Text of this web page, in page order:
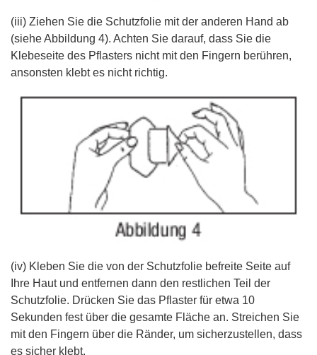
(iii) Ziehen Sie die Schutzfolie mit der anderen Hand ab
(siehe Abbildung 4). Achten Sie darauf, dass Sie die
Klebeseite des Pflasters nicht mit den Fingern berühren,
ansonsten klebt es nicht richtig.
(iv) Kleben Sie die von der Schutzfolie befreite Seite auf
Ihre Haut und entfernen dann den restlichen Teil der
Schutzfolie. Drücken Sie das Pflaster für etwa 10
Sekunden fest über die gesamte Fläche an. Streichen Sie
mit den Fingern über die Ränder, um sicherzustellen, dass
es sicher klebt.